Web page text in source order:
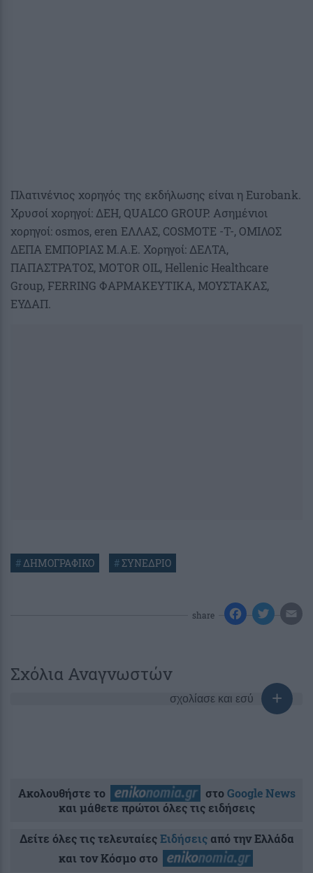
Πλατινένιος χορηγός της εκδήλωσης είναι η Eurobank.
Χρυσοί χορηγοί: ΔΕΗ, QUALCO GROUP. Ασημένιοι
χορηγοί: osmos, eren ΕΛΛΑΣ, COSMOTE -T-, ΟΜΙΛΟΣ
ΔΕΠΑ ΕΜΠΟΡΙΑΣ Μ.Α.Ε. Χορηγοί: ΔΕΛΤΑ,
ΠΑΠΑΣΤΡΑΤΟΣ, ΜOTOR OIL, Hellenic Healthcare
Group, FERRING ΦΑΡΜΑΚΕΥΤΙΚΑ, ΜΟΥΣΤΑΚΑΣ,
ΕΥΔΑΠ.
#ΔΗΜΟΓΡΑΦΙΚΟ #ΣΥΝΕΔΡΙΟ
share
Σχόλια Αναγνωστών
σχολίασε και εσύ
Ακολουθήστε το στοGoogle News
και μάθετε πρώτοι όλες τις ειδήσεις
Δείτε όλες τις τελευταίεςΕιδήσειςαπό την Ελλάδα
και τον Κόσμο στο